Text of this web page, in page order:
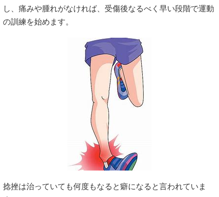
し、痛みや腫れがなければ、受傷後なるべく早い段階で運動
の訓練を始めます。
捻挫は治っていても何度もなると癖になると言われていま